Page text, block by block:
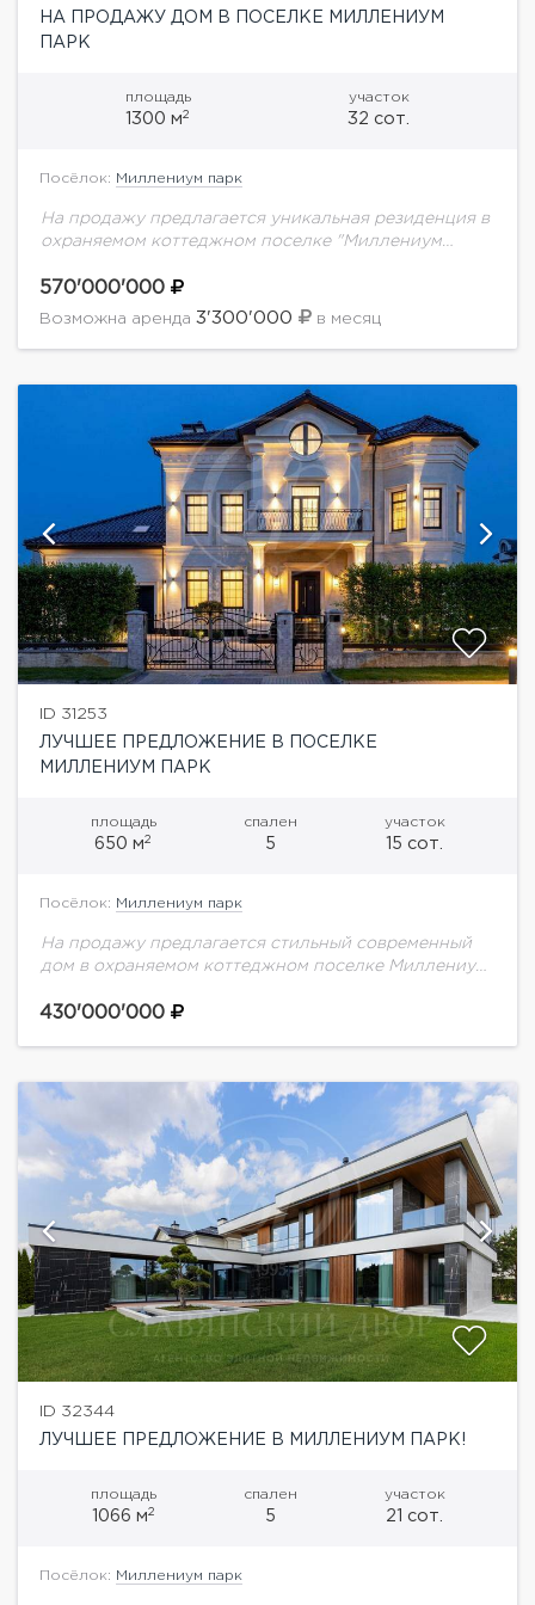
НА ПРОДАЖУ ДОМ В ПОСЕЛКЕ МИЛЛЕНИУМ
ПАРК
площадь
1300 м2
участок
32 сот.
Посёлок: Миллениум парк
На продажу предлагается уникальная резиденция в
охраняемом коттеджном поселке "Миллениум
гардеробная. с/у, кухня (основная кухня + столовая
+ закрытая веранда и открытая...
570'000'000
Возможна аренда 3'300'000 в месяц
ID 31253
ЛУЧШЕЕ ПРЕДЛОЖЕНИЕ В ПОСЕЛКЕ
МИЛЛЕНИУМ ПАРК
площадь
650 м2
спален
5
участок
15 сот.
Посёлок: Миллениум парк
На продажу предлагается стильный современный
дом в охраняемом коттеджном поселке Миллениум
ремонт.Планировка дома:1 этаж: 3 гардероба,
430'000'000
ID 32344
ЛУЧШЕЕ ПРЕДЛОЖЕНИЕ В МИЛЛЕНИУМ ПАРК!
площадь
1066 м2
спален
5
участок
21 сот.
Посёлок: Миллениум парк